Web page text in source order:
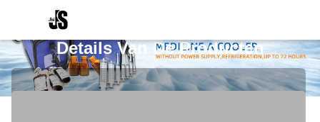
Details Van De Producten